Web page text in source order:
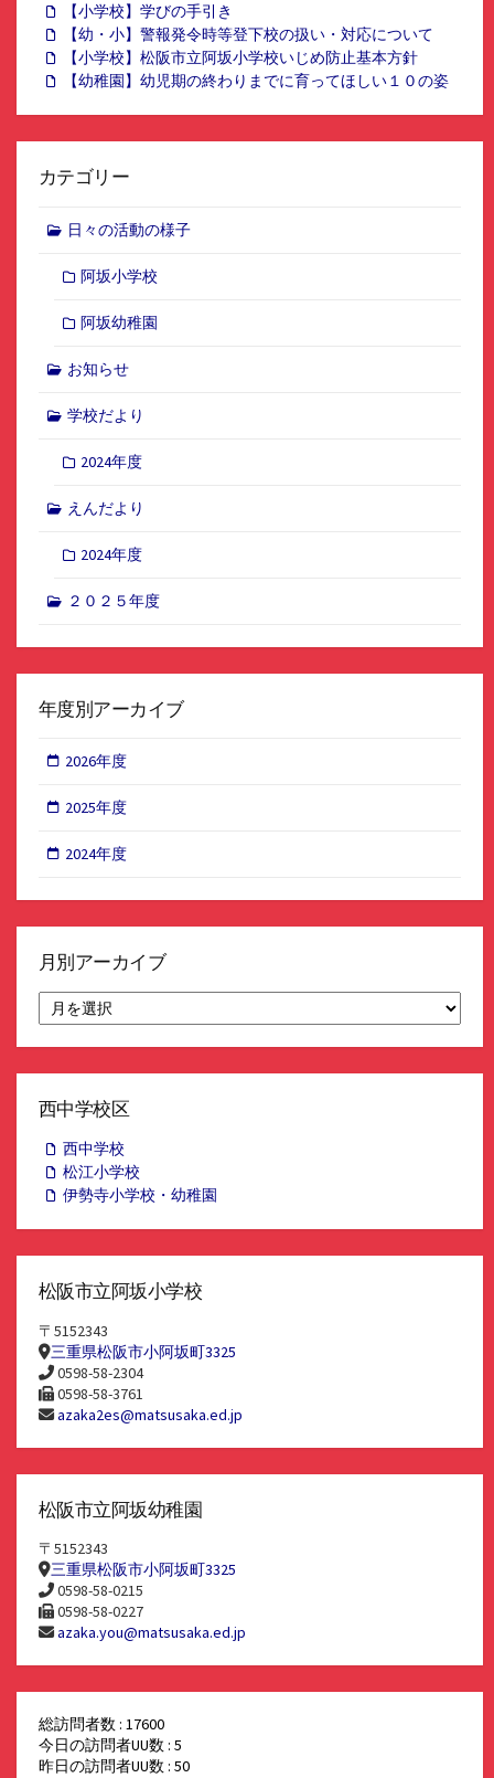
【小学校】学びの手引き
【幼・小】警報発令時等登下校の扱い・対応について
【小学校】松阪市立阿坂小学校いじめ防止基本方針
【幼稚園】幼児期の終わりまでに育ってほしい１０の姿
カテゴリー
日々の活動の様子
阿坂小学校
阿坂幼稚園
お知らせ
学校だより
2024年度
えんだより
2024年度
２０２５年度
年度別アーカイブ
2026年度
2025年度
2024年度
月別アーカイブ
別
ア
イ
西中学校区
西中学校
松江小学校
伊勢寺小学校・幼稚園
松阪市立阿坂小学校
〒5152343
三重県松阪市小阿坂町3325
0598-58-2304
0598-58-3761
azaka2es@matsusaka.ed.jp
松阪市立阿坂幼稚園
〒5152343
三重県松阪市小阿坂町3325
0598-58-0215
0598-58-0227
azaka.you@matsusaka.ed.jp
総訪問者数 : 17600
今日の訪問者UU数 : 5
昨日の訪問者UU数 : 50